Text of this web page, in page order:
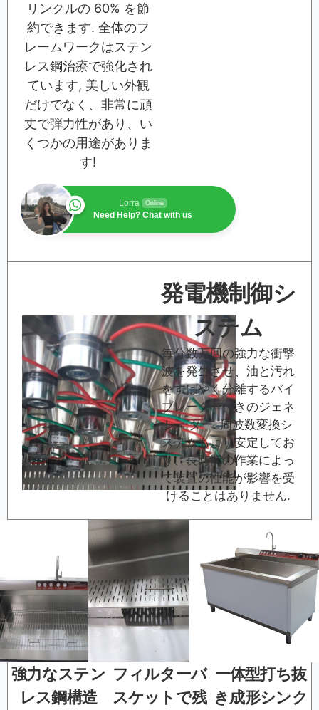
リンクルの 60% を節
約できます. 全体のフ
レームワークはステン
レス鋼治療で強化され
ています, 美しい外観
だけでなく、非常に頑
丈で弾力性があり、い
くつかの用途がありま
す!
Lorra Online
Need Help? Chat with us
発電機制御シ
ステム
毎分数万回の強力な衝撃
波を発生させ、油と汚れ
をすばやく分離するバイ
ブレーター付きのジェネ
レーター. 周波数変換シ
ステムもより安定してお
り、長時間の作業によっ
て装置の性能が影響を受
けることはありません.
強力なステン
レス鋼構造
フィルターバ
スケットで残
一体型打ち抜
き成形シンク